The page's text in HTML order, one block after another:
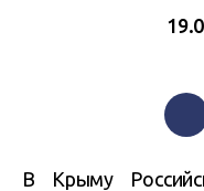
В Крыму